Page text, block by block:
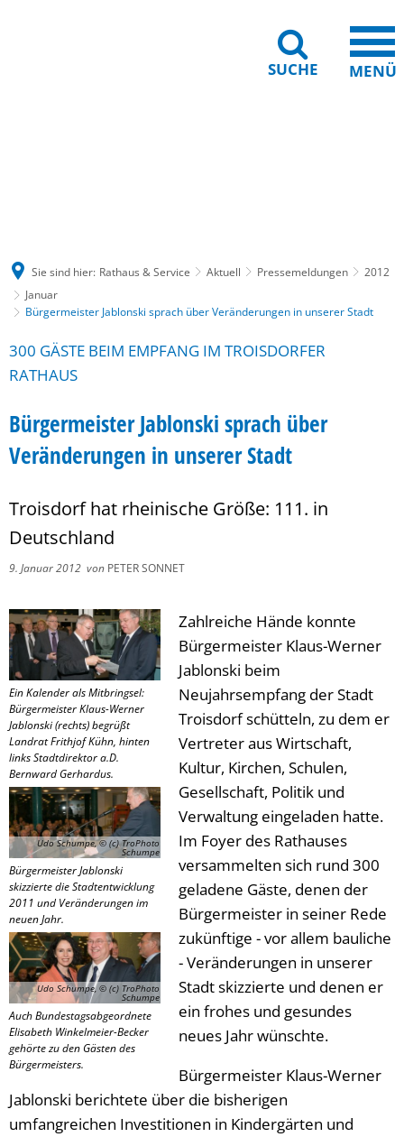
SUCHE MENÜ
Sie sind hier: Rathaus & Service Aktuell Pressemeldungen
2012
Januar
Bürgermeister Jablonski sprach über Veränderungen in unserer Stadt
300 GÄSTE BEIM EMPFANG IM TROISDORFER
RATHAUS
Bürgermeister Jablonski sprach über
Veränderungen in unserer Stadt
Troisdorf hat rheinische Größe: 111. in
Deutschland
9. Januar 2012 von PETER SONNET
Ein Kalender als Mitbringsel:
Bürgermeister Klaus-Werner
Jablonski (rechts) begrüßt
Landrat Frithjof Kühn, hinten
links Stadtdirektor a.D.
Bernward Gerhardus.
Udo Schumpe, © (c) TroPhoto
Schumpe
Bürgermeister Jablonski
skizzierte die Stadtentwicklung
2011 und Veränderungen im
neuen Jahr.
Udo Schumpe, © (c) TroPhoto
Schumpe
Auch Bundestagsabgeordnete
Elisabeth Winkelmeier-Becker
gehörte zu den Gästen des
Bürgermeisters.
Zahlreiche Hände konnte
Bürgermeister Klaus-Werner
Jablonski beim
Neujahrsempfang der Stadt
Troisdorf schütteln, zu dem er
Vertreter aus Wirtschaft,
Kultur, Kirchen, Schulen,
Gesellschaft, Politik und
Verwaltung eingeladen hatte.
Im Foyer des Rathauses
versammelten sich rund 300
geladene Gäste, denen der
Bürgermeister in seiner Rede
zukünftige - vor allem bauliche
- Veränderungen in unserer
Stadt skizzierte und denen er
ein frohes und gesundes
neues Jahr wünschte.
Bürgermeister Klaus-Werner
Jablonski berichtete über die bisherigen
umfangreichen Investitionen in Kindergärten und